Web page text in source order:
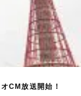
CM放送開始！